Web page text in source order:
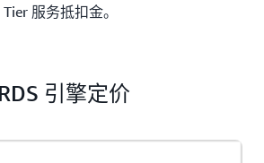
服务抵扣金。
引擎定价